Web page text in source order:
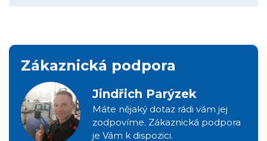
Zákaznická podpora
Jindřich Parýzek
Máte nějaký dotaz rádi vám jej
zodpovíme. Zákaznická podpora
je Vám k dispozici.